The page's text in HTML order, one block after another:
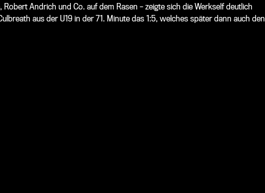
Robert Andrich und Co. auf dem Rasen – zeigte sich die Werkself deutlich
aus der U19 in der 71. Minute das 1:5, welches später dann auch den